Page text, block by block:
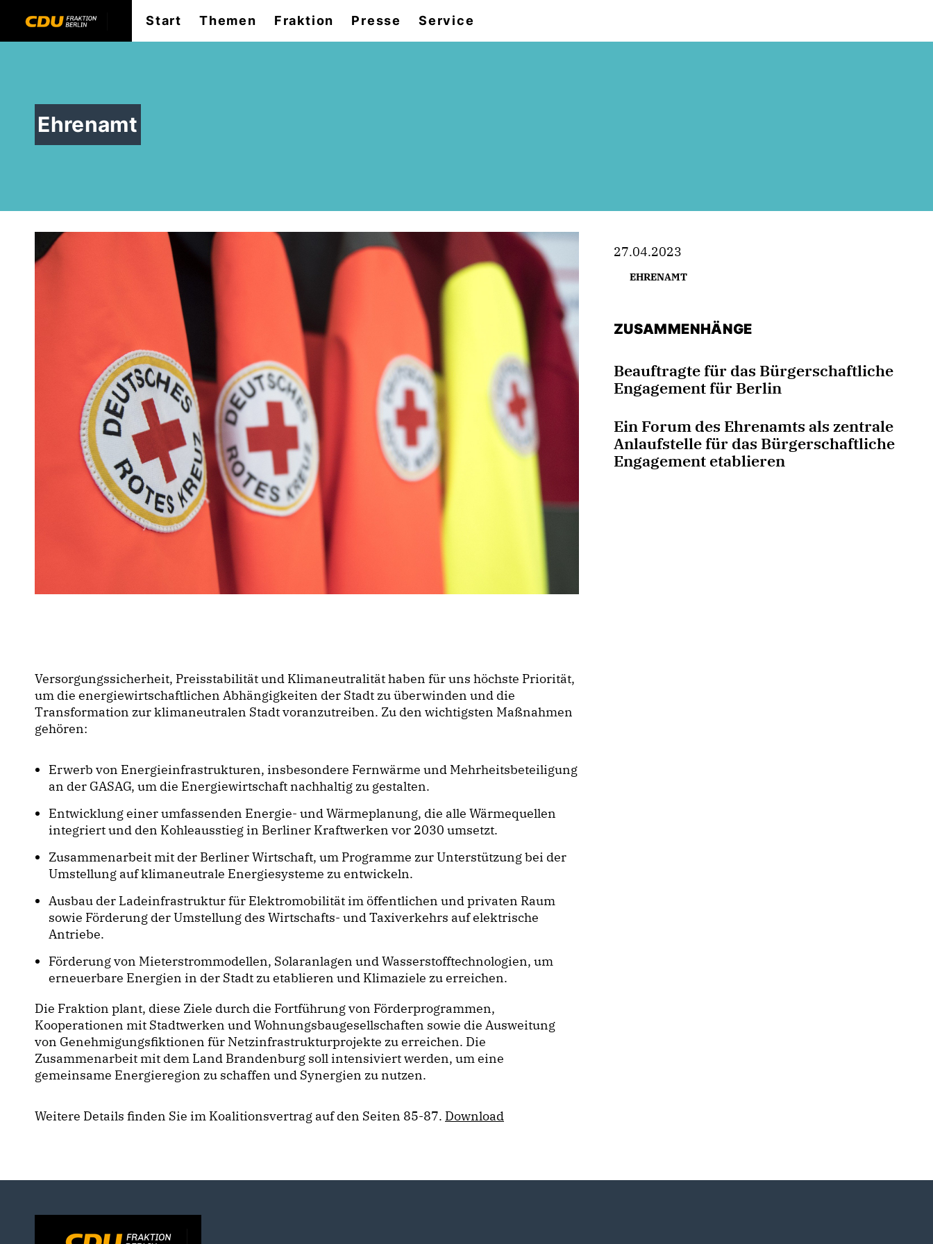
Start Themen Fraktion Presse Service
Ehrenamt
Versorgungssicherheit, Preisstabilität und Klimaneutralität haben für uns höchste Priorität,
um die energiewirtschaftlichen Abhängigkeiten der Stadt zu überwinden und die
Transformation zur klimaneutralen Stadt voranzutreiben. Zu den wichtigsten Maßnahmen
gehören:
Erwerb von Energieinfrastrukturen, insbesondere Fernwärme und Mehrheitsbeteiligung
an der GASAG, um die Energiewirtschaft nachhaltig zu gestalten.
Entwicklung einer umfassenden Energie- und Wärmeplanung, die alle Wärmequellen
integriert und den Kohleausstieg in Berliner Kraftwerken vor 2030 umsetzt.
Zusammenarbeit mit der Berliner Wirtschaft, um Programme zur Unterstützung bei der
Umstellung auf klimaneutrale Energiesysteme zu entwickeln.
Ausbau der Ladeinfrastruktur für Elektromobilität im öffentlichen und privaten Raum
sowie Förderung der Umstellung des Wirtschafts- und Taxiverkehrs auf elektrische
Antriebe.
Förderung von Mieterstrommodellen, Solaranlagen und Wasserstofftechnologien, um
erneuerbare Energien in der Stadt zu etablieren und Klimaziele zu erreichen.
Die Fraktion plant, diese Ziele durch die Fortführung von Förderprogrammen,
Kooperationen mit Stadtwerken und Wohnungsbaugesellschaften sowie die Ausweitung
von Genehmigungsfiktionen für Netzinfrastrukturprojekte zu erreichen. Die
Zusammenarbeit mit dem Land Brandenburg soll intensiviert werden, um eine
gemeinsame Energieregion zu schaffen und Synergien zu nutzen.
Weitere Details finden Sie im Koalitionsvertrag auf den Seiten 85-87. Download
27.04.2023
EHRENAMT
ZUSAMMENHÄNGE
Beauftragte für das Bürgerschaftliche
Engagement für Berlin
Ein Forum des Ehrenamts als zentrale
Anlaufstelle für das Bürgerschaftliche
Engagement etablieren